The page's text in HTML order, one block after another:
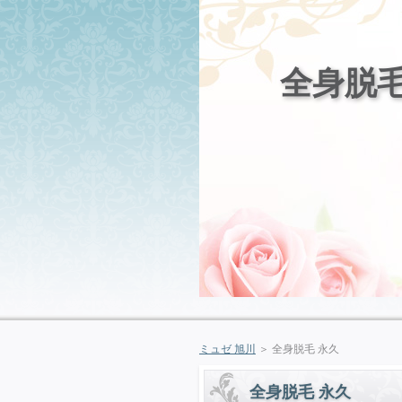
全身脱
ミュゼ 旭川 ＞ 全身脱毛 永久
全身脱毛 永久